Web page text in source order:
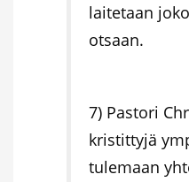
laitetaan
otsaan.
7) Pastori
kristittyjä
tulemaan